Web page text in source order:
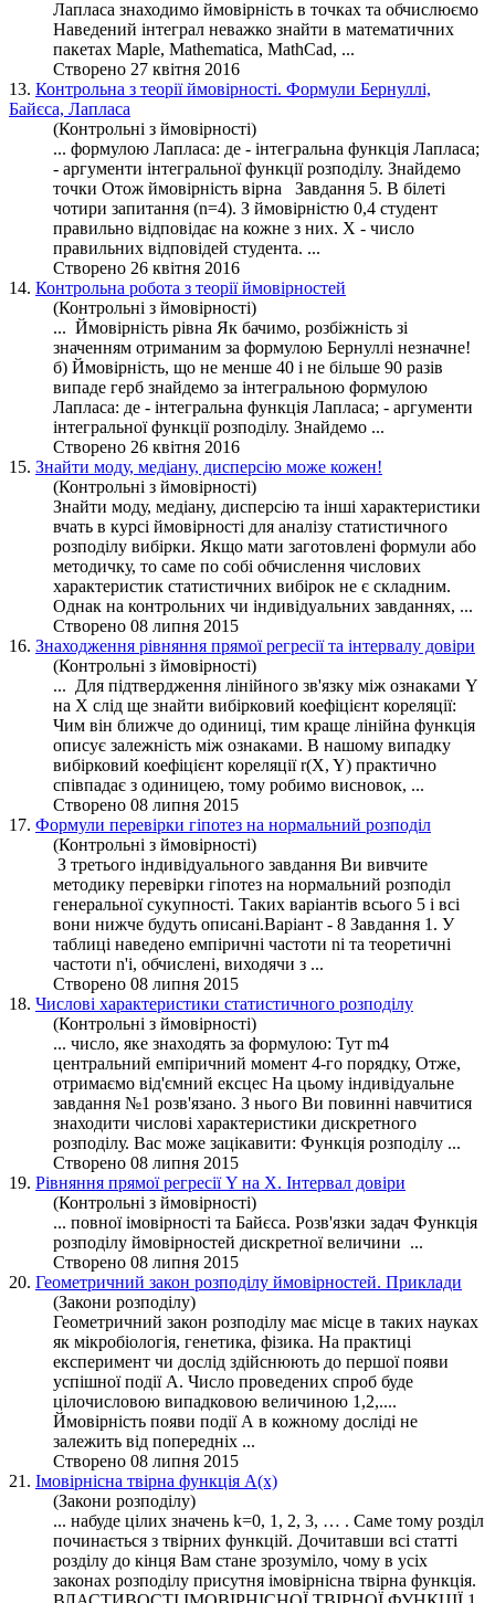
Лапласа знаходимо ймовірність в точках та обчислюємо
Наведений інтеграл неважко знайти в математичних
пакетах Maple, Mathematica, MathCad, ...
Створено 27 квітня 2016
13. Контрольна з теорії ймовірності. Формули Бернуллі,
Байєса, Лапласа
(Контрольні з ймовірності)
... формулою Лапласа: де - інтегральна функція Лапласа;
- аргументи інтегральної функціїрозподілу. Знайдемо
точки Отож ймовірність вірна Завдання 5. В білеті
чотири запитання (n=4). З ймовірністю 0,4 студент
правильно відповідає на кожне з них. X - число
правильних відповідей студента. ...
Створено 26 квітня 2016
14. Контрольна робота з теорії ймовірностей
(Контрольні з ймовірності)
... Ймовірність рівна Як бачимо, розбіжність зі
значенням отриманим за формулою Бернуллі незначне!
б) Ймовірність, що не менше 40 і не більше 90 разів
випаде герб знайдемо за інтегральною формулою
Лапласа: де - інтегральна функція Лапласа; - аргументи
інтегральної функціїрозподілу. Знайдемо ...
Створено 26 квітня 2016
15. Знайти моду, медіану, дисперсію може кожен!
(Контрольні з ймовірності)
Знайти моду, медіану, дисперсію та інші характеристики
вчать в курсі ймовірності для аналізу статистичного
розподілу вибірки. Якщо мати заготовлені формули або
методичку, то саме по собі обчислення числових
характеристик статистичних вибірок не є складним.
Однак на контрольних чи індивідуальних завданнях, ...
Створено 08 липня 2015
16. Знаходження рівняння прямої регресії та інтервалу довіри
(Контрольні з ймовірності)
... Для підтвердження лінійного зв'язку між ознаками Y
на X слід ще знайти вибірковий коефіцієнт кореляції:
Чим він ближче до одиниці, тим краще лінійна функція
описує залежність між ознаками. В нашому випадку
вибірковий коефіцієнт кореляції r(X, Y) практично
співпадає з одиницею, тому робимо висновок, ...
Створено 08 липня 2015
17. Формули перевірки гіпотез на нормальний розподіл
(Контрольні з ймовірності)
З третього індивідуального завдання Ви вивчите
методику перевірки гіпотез на нормальний розподіл
генеральної сукупності. Таких варіантів всього 5 і всі
вони нижче будуть описані.Варіант - 8 Завдання 1. У
таблиці наведено емпіричні частоти ni та теоретичні
частоти n'i, обчислені, виходячи з ...
Створено 08 липня 2015
18. Числові характеристики статистичного розподілу
(Контрольні з ймовірності)
... число, яке знаходять за формулою: Тут m4
центральний емпіричний момент 4-го порядку, Отже,
отримаємо від'ємний ексцес На цьому індивідуальне
завдання №1 розв'язано. З нього Ви повинні навчитися
знаходити числові характеристики дискретного
розподілу. Вас може зацікавити: Функція розподілу ...
Створено 08 липня 2015
19. Рівняння прямої регресії Y на X. Інтервал довіри
(Контрольні з ймовірності)
... повної імовірності та Байєса. Розв'язки задач Функція
розподілу ймовірностей дискретної величини ...
Створено 08 липня 2015
20. Геометричний закон розподілу ймовірностей. Приклади
(Закони розподілу)
Геометричний закон розподілу має місце в таких науках
як мікробіологія, генетика, фізика. На практиці
експеримент чи дослід здійснюють до першої появи
успішної події А. Число проведених спроб буде
цілочисловою випадковою величиною 1,2,....
Ймовірність появи події А в кожному досліді не
залежить від попередніх ...
Створено 08 липня 2015
21. Імовірнісна твірна функція A(x)
(Закони розподілу)
... набуде цілих значень k=0, 1, 2, 3, … . Саме тому розділ
починається з твірних функцій. Дочитавши всі статті
розділу до кінця Вам стане зрозуміло, чому в усіх
законах розподілу присутня імовірнісна твірна функція.